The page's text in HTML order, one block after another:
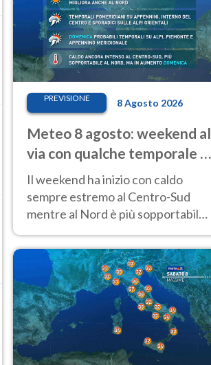
PREVISIONE 8 Agosto 2026
Meteo 8 agosto: weekend al
via con qualche temporale e
caldo estremo al Centro-Sud
Il weekend ha inizio con caldo
sempre estremo al Centro-Sud
mentre al Nord è più sopportabile
calore sui rilievi.